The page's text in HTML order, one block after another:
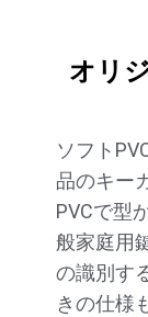
オリ
ソフト
品のキー
PVCで型
般家庭用
の識別す
きの仕様